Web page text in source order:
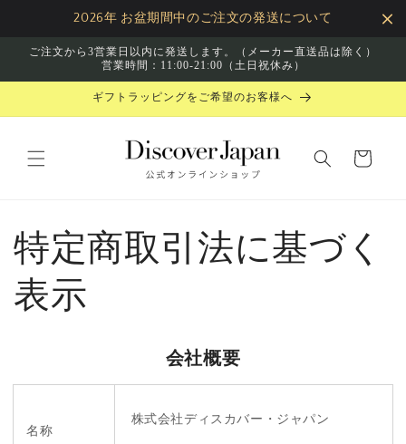
2026年 お盆期間中のご注文の発送について
ご注文から3営業日以内に発送します。（メーカー直送品は除く）
営業時間：11:00-21:00（土日祝休み）
ギフトラッピングをご希望のお客様へ
ー
特定商取引法に基づく
表示
会社概要
名称
株式会社ディスカバー・ジャパン